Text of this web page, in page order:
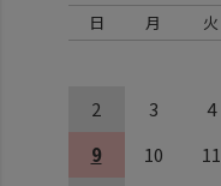
日 月 火
2
3 4
9
10 11